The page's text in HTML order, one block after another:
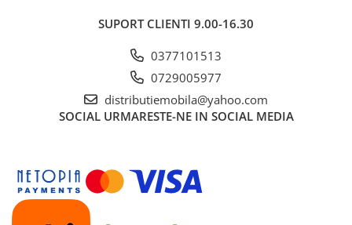
SUPORT CLIENTI 9.00-16.30
0377101513
0729005977
distributiemobila@yahoo.com
SOCIAL URMARESTE-NE IN SOCIAL MEDIA